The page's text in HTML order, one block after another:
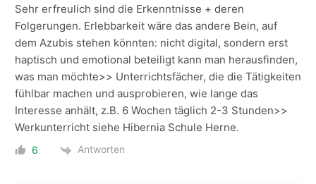
Sehr erfreulich sind die Erkenntnisse + deren
Folgerungen. Erlebbarkeit wäre das andere Bein, auf
dem Azubis stehen könnten: nicht digital, sondern erst
haptisch und emotional beteiligt kann man herausfinden,
was man möchte>> Unterrichtsfächer, die die Tätigkeiten
fühlbar machen und ausprobieren, wie lange das
Interesse anhält, z.B. 6 Wochen täglich 2-3 Stunden>>
Werkunterricht siehe Hibernia Schule Herne.
6 Antworten